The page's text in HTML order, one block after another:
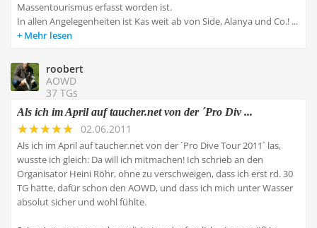
Massentourismus erfasst worden ist.
In allen Angelegenheiten ist Kas weit ab von Side, Alanya und Co.! ...
Mehr lesen
roobert
AOWD
37 TGs
Als ich im April auf taucher.net von der ´Pro Div ...
02.06.2011
Als ich im April auf taucher.net von der ´Pro Dive Tour 2011´ las,
wusste ich gleich: Da will ich mitmachen! Ich schrieb an den
Organisator Heini Röhr, ohne zu verschweigen, dass ich erst rd. 30
TG hätte, dafür schon den AOWD, und dass ich mich unter Wasser
absolut sicher und wohl fühlte.